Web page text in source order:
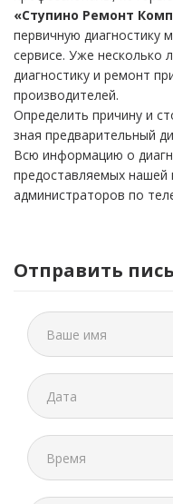
«Ступино Ремонт
первичную диагностику
сервисе. Уже несколько
диагностику и ремонт
производителей.
Определить причину и
зная предварительный
Всю информацию о
предоставляемых
администраторов по
Отправить